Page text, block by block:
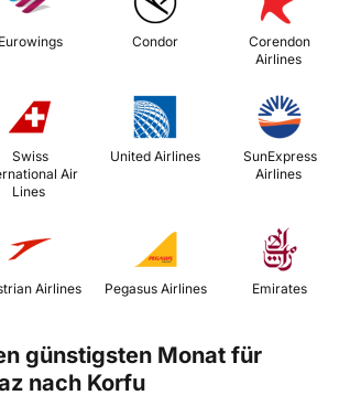
Eurowings Condor
Corendon
Airlines
Air
Lines
United Airlines
Airlines
Austrian Airlines Emirates
günstigsten Monat für
nach Korfu